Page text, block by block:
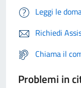
Leggi le
Richiedi
Chiama il
Problemi in